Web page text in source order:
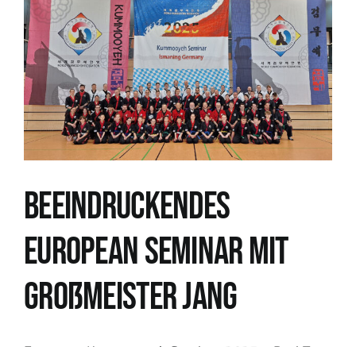
Beeindruckendes
European Seminar mit
Großmeister Jang